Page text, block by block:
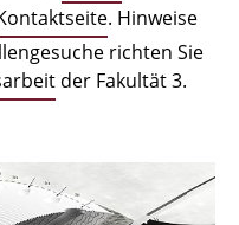
. Hinweise
richten Sie
der Fakultät 3.